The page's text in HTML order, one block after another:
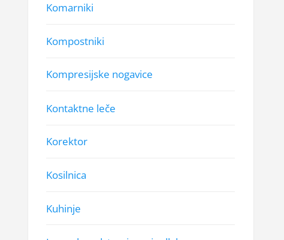
Komarniki
Kompostniki
Kompresijske nogavice
Kontaktne leče
Korektor
Kosilnica
Kuhinje